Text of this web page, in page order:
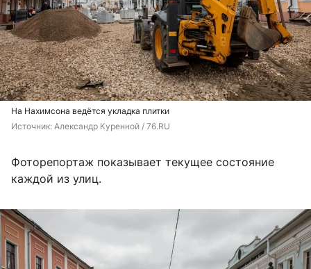
На Нахимсона ведётся укладка плитки
Источник: Александр Куренной / 76.RU
Фоторепортаж показывает текущее состояние
каждой из улиц.